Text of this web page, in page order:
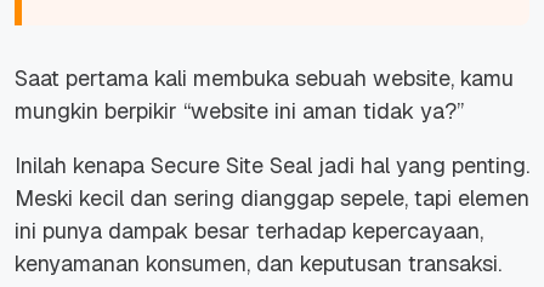
Saat pertama kali membuka sebuah website, kamu
mungkin berpikir “website ini aman tidak ya?”
Inilah kenapa Secure Site Seal jadi hal yang penting.
Meski kecil dan sering dianggap sepele, tapi elemen
ini punya dampak besar terhadap kepercayaan,
kenyamanan konsumen, dan keputusan transaksi.